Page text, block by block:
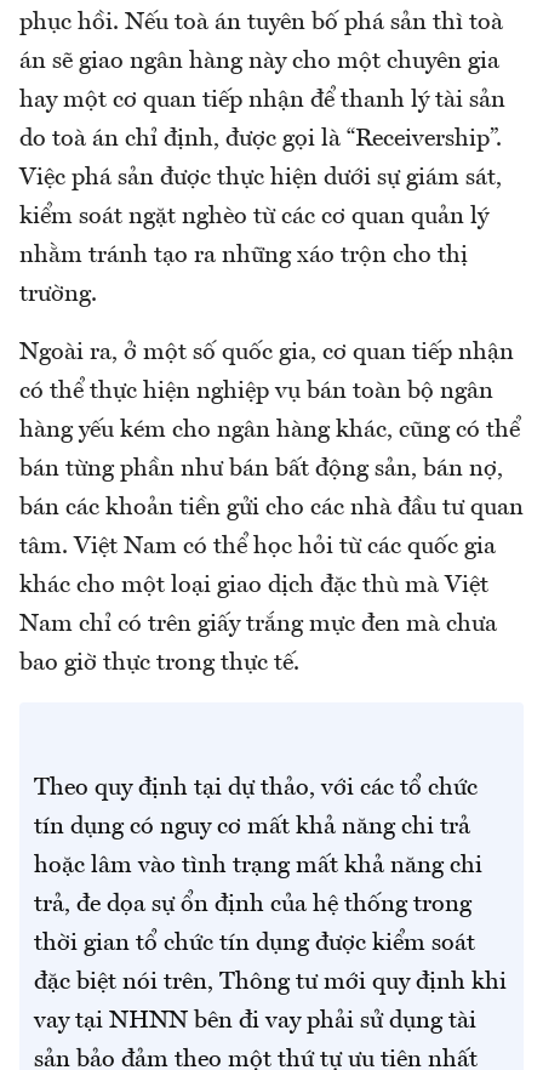
phục hồi. Nếu toà án tuyên bố phá sản thì toà
án sẽ giao ngân hàng này cho một chuyên gia
hay một cơ quan tiếp nhận để thanh lý tài sản
do toà án chỉ định, được gọi là “Receivership”.
Việc phá sản được thực hiện dưới sự giám sát,
kiểm soát ngặt nghèo từ các cơ quan quản lý
nhằm tránh tạo ra những xáo trộn cho thị
trường.
Ngoài ra, ở một số quốc gia, cơ quan tiếp nhận
có thể thực hiện nghiệp vụ bán toàn bộ ngân
hàng yếu kém cho ngân hàng khác, cũng có thể
bán từng phần như bán bất động sản, bán nợ,
bán các khoản tiền gửi cho các nhà đầu tư quan
tâm. Việt Nam có thể học hỏi từ các quốc gia
khác cho một loại giao dịch đặc thù mà Việt
Nam chỉ có trên giấy trắng mực đen mà chưa
bao giờ thực trong thực tế.
Theo quy định tại dự thảo, với các tổ chức
tín dụng có nguy cơ mất khả năng chi trả
hoặc lâm vào tình trạng mất khả năng chi
trả, đe dọa sự ổn định của hệ thống trong
thời gian tổ chức tín dụng được kiểm soát
đặc biệt nói trên, Thông tư mới quy định khi
vay tại NHNN bên đi vay phải sử dụng tài
sản bảo đảm theo một thứ tự ưu tiên nhất